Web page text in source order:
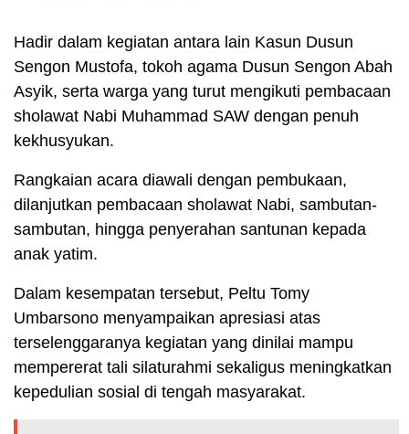
Hadir dalam kegiatan antara lain Kasun Dusun
Sengon Mustofa, tokoh agama Dusun Sengon Abah
Asyik, serta warga yang turut mengikuti pembacaan
sholawat Nabi Muhammad SAW dengan penuh
kekhusyukan.
Rangkaian acara diawali dengan pembukaan,
dilanjutkan pembacaan sholawat Nabi, sambutan-
sambutan, hingga penyerahan santunan kepada
anak yatim.
Dalam kesempatan tersebut, Peltu Tomy
Umbarsono menyampaikan apresiasi atas
terselenggaranya kegiatan yang dinilai mampu
mempererat tali silaturahmi sekaligus meningkatkan
kepedulian sosial di tengah masyarakat.